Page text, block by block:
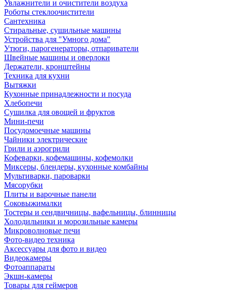
Увлажнители и очистители воздуха
Роботы стеклоочистители
Сантехника
Стиральные, сушильные машины
Устройства для "Умного дома"
Утюги, парогенераторы, отпариватели
Швейные машины и оверлоки
Держатели, кронштейны
Техника для кухни
Вытяжки
Кухонные принадлежности и посуда
Хлебопечи
Сушилка для овощей и фруктов
Мини-печи
Посудомоечные машины
Чайники электрические
Грили и аэрогрили
Кофеварки, кофемашины, кофемолки
Миксеры, блендеры, кухонные комбайны
Мультиварки, пароварки
Мясорубки
Плиты и варочные панели
Соковыжималки
Тостеры и сендвичницы, вафельницы, блинницы
Холодильники и морозильные камеры
Микроволновые печи
Фото-видео техника
Аксессуары для фото и видео
Видеокамеры
Фотоаппараты
Экшн-камеры
Товары для геймеров